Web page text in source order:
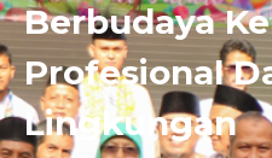
Berbudaya
Profesional
Lingkungan